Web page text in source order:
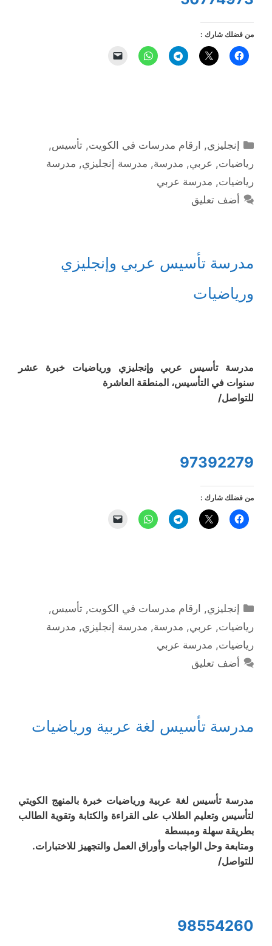
من فضلك شارك :
التصنيفات
إنجليزي, ارقام مدرسات في الكويت,تأسيس,
رياضيات, عربي, مدرسة, مدرسة إنجليزي, مدرسة
رياضيات, مدرسة عربي
أضف تعليق
مدرسة تأسيس عربي وإنجليزي
ورياضيات
مدرسة تأسيس عربي وإنجليزي ورياضيات خبرة عشر
سنوات في التأسيس، المنطقة العاشرة
للتواصل/
97392279
من فضلك شارك :
التصنيفات
إنجليزي, ارقام مدرسات في الكويت,تأسيس,
رياضيات, عربي, مدرسة, مدرسة إنجليزي, مدرسة
رياضيات, مدرسة عربي
أضف تعليق
مدرسة تأسيس لغة عربية ورياضيات
مدرسة تأسيس لغة عربية ورياضيات خبرة بالمنهج الكويتي
لتأسيس وتعليم الطلاب على القراءة والكتابة وتقوية الطالب
بطريقة سهلة ومبسطة
ومتابعة وحل الواجبات وأوراق العمل والتجهيز للاختبارات.
للتواصل/
98554260